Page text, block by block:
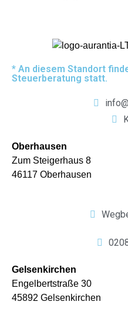
* An diesem Standort
Steuerberatung statt.
Oberhausen
Zum Steigerhaus 8
46117 Oberhausen
Gelsenkirchen
Engelbertstraße 30
45892 Gelsenkirchen